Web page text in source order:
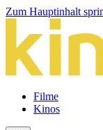
Zum Hauptinhalt
Filme
Kinos